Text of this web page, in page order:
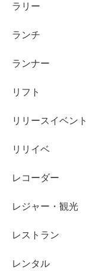
ラリー
ランチ
ランナー
リフト
リリースイベント
リリイベ
レコーダー
レジャー・観光
レストラン
レンタル